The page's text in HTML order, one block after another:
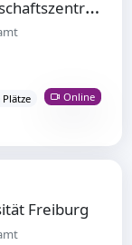
#
EngagiertGeforscht meets Wissenschaftszentrum Berlin
Plätze Online
Freiburg